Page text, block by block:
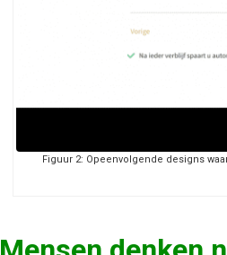
Figuur 2: Opeenvolgende designs